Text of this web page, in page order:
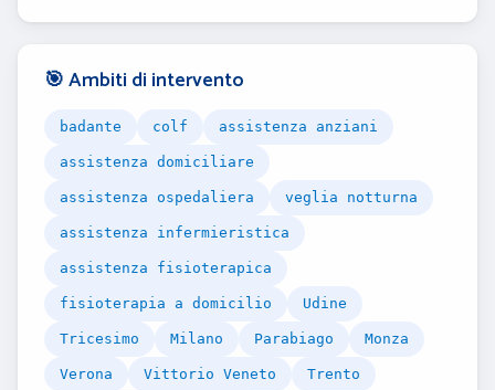
🎯 Ambiti di intervento
badante colf assistenza anziani
assistenza domiciliare
assistenza ospedaliera veglia notturna
assistenza infermieristica
assistenza fisioterapica
fisioterapia a domicilio Udine
Tricesimo Milano Parabiago Monza
Verona Vittorio Veneto Trento